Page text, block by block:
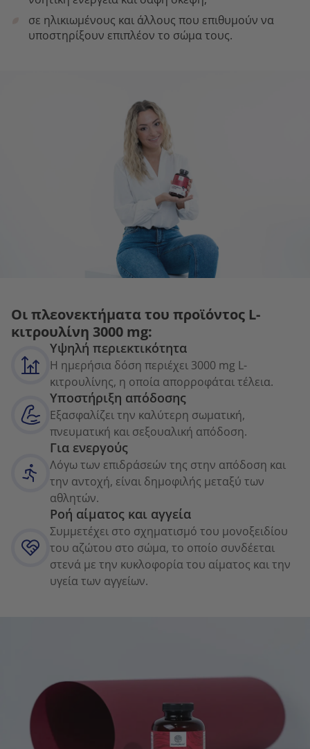
σε ηλικιωμένους και άλλους που επιθυμούν να
υποστηρίξουν επιπλέον το σώμα τους.
Οι πλεονεκτήματα του προϊόντος L-
κιτρουλίνη 3000 mg:
Υψηλή περιεκτικότητα
Η ημερήσια δόση περιέχει 3000 mg L-
κιτρουλίνης, η οποία απορροφάται τέλεια.
Υποστήριξη απόδοσης
Εξασφαλίζει την καλύτερη σωματική,
πνευματική και σεξουαλική απόδοση.
Για ενεργούς
Λόγω των επιδράσεών της στην απόδοση και
την αντοχή, είναι δημοφιλής μεταξύ των
αθλητών.
Ροή αίματος και αγγεία
Συμμετέχει στο σχηματισμό του μονοξειδίου
του αζώτου στο σώμα, το οποίο συνδέεται
στενά με την κυκλοφορία του αίματος και την
υγεία των αγγείων.